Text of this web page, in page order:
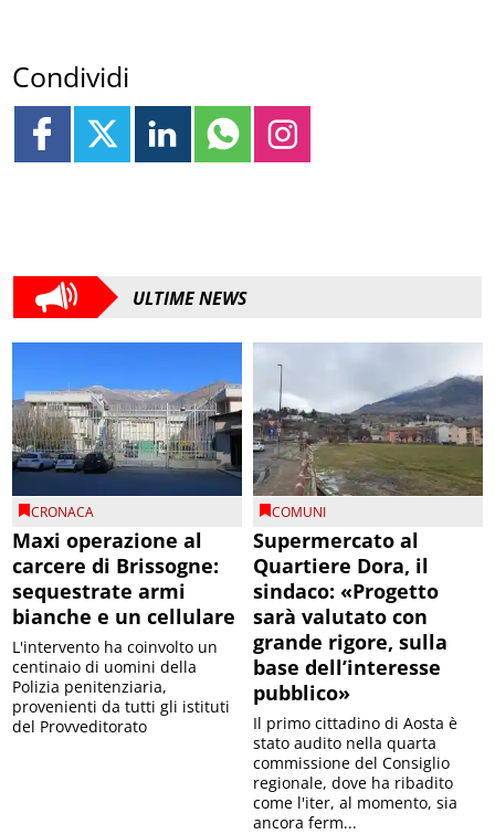
Condividi
ULTIME NEWS
CRONACA
Maxi operazione al
carcere di Brissogne:
sequestrate armi
bianche e un cellulare
L'intervento ha coinvolto un
centinaio di uomini della
Polizia penitenziaria,
provenienti da tutti gli istituti
del Provveditorato
COMUNI
Supermercato al
Quartiere Dora, il
sindaco: «Progetto
sarà valutato con
grande rigore, sulla
base dell’interesse
pubblico»
Il primo cittadino di Aosta è
stato audito nella quarta
commissione del Consiglio
regionale, dove ha ribadito
come l'iter, al momento, sia
ancora ferm...